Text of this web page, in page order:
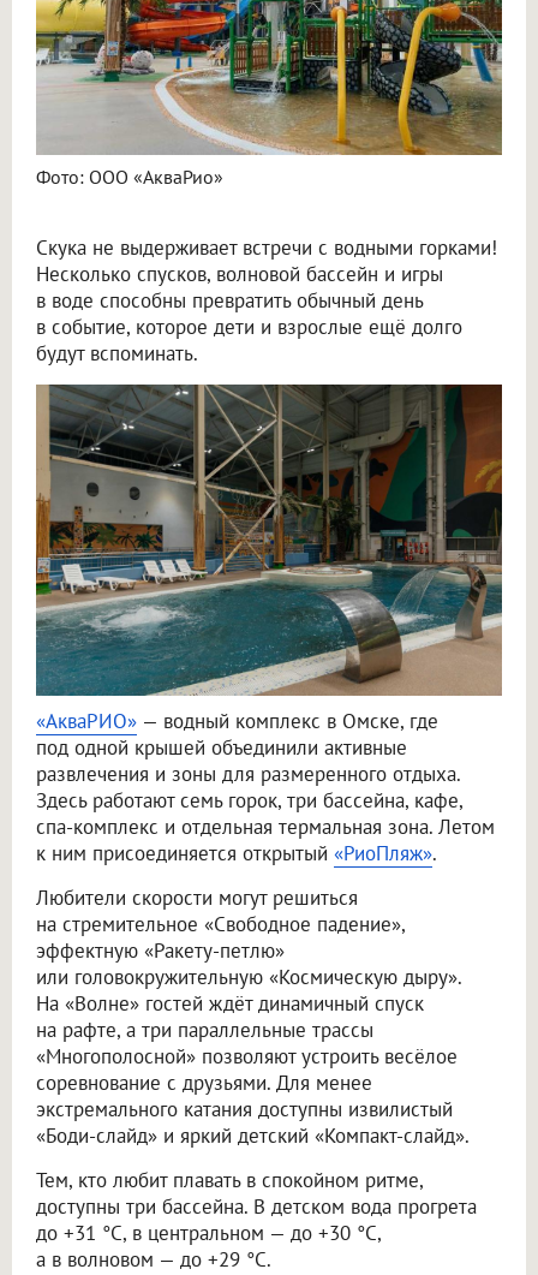
Фото: ООО «АкваРио»
Скука не выдерживает встречи с водными горками!
Несколько спусков, волновой бассейн и игры
в воде способны превратить обычный день
в событие, которое дети и взрослые ещё долго
будут вспоминать.
«АкваРИО» — водный комплекс в Омске, где
под одной крышей объединили активные
развлечения и зоны для размеренного отдыха.
Здесь работают семь горок, три бассейна, кафе,
спа-комплекс и отдельная термальная зона. Летом
к ним присоединяется открытый «РиоПляж».
Любители скорости могут решиться
на стремительное «Свободное падение»,
эффектную «Ракету-петлю»
или головокружительную «Космическую дыру».
На «Волне» гостей ждёт динамичный спуск
на рафте, а три параллельные трассы
«Многополосной» позволяют устроить весёлое
соревнование с друзьями. Для менее
экстремального катания доступны извилистый
«Боди-слайд» и яркий детский «Компакт-слайд».
Тем, кто любит плавать в спокойном ритме,
доступны три бассейна. В детском вода прогрета
до +31 °C, в центральном — до +30 °C,
а в волновом — до +29 °C.